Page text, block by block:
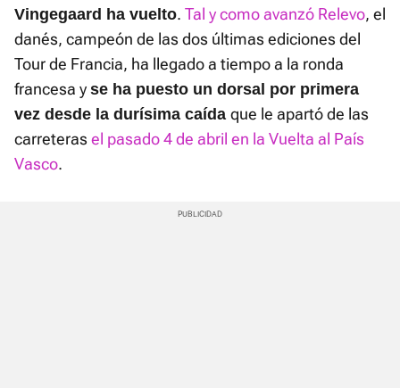
Vingegaard ha vuelto. Tal y como avanzó Relevo, el
danés, campeón de las dos últimas ediciones del
Tour de Francia, ha llegado a tiempo a la ronda
francesa y se ha puesto un dorsal por primera
vez desde la durísima caída que le apartó de las
carreterasel pasado 4 de abril en la Vuelta al País
Vasco.